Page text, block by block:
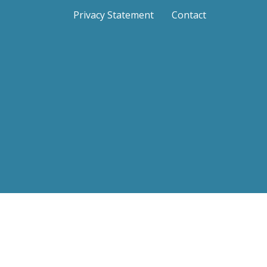
Privacy Statement Contact